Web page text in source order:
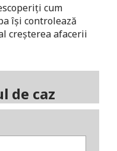
cum
își controlează
creșterea afacerii
de caz